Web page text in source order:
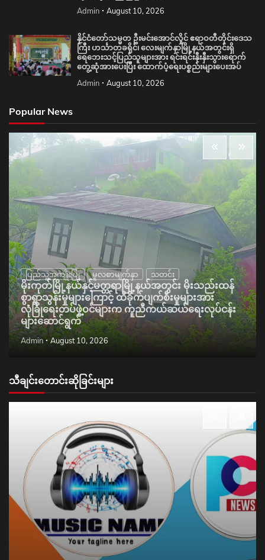
Admin August 10, 2026
နိုင်ငံတော်သမ္မတ ဦးမင်းအောင်လှိုင် ဧရာဝတီတိုင်းဒေသ
ကြီး ဟင်္သာတခရိုင်၊ လေးမျက်နှာမြို့နယ်အတွင်းရှိ
ရေဘေးသင့်ပြည်သူများအား ရင်းရင်းနှီးနှီးသွားရောက်
တွေ့ဆုံအားပေးပြီး ထောက်ပံ့ရေးပစ္စည်းများပေးအပ်
Admin August 10, 2026
Popular News
ပြည်သူ့အကျိုးပြု မူလစာမျက်နှာ သတင်း
မိုးကုတ်မြို့နယ်နှင့်မတ္တရာမြို့နယ်အတွင်း မိုးသည်းထန်
စွာရွာသွန်းမှုများကြောင့် ထိခိုက်ပျက်စီးမှုများအား
လုံခြုံရေးတပ်ဖွဲ့ဝင်များက ကူညီကယ်ဆယ်ရေးလုပ်ငန်း
များဆောင်ရွက်
Admin August 10, 2026
သီချင်းတောင်းဆိုခြင်းများ